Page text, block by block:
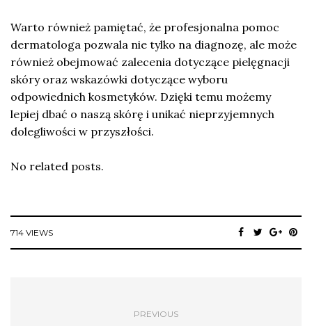
Warto również pamiętać, że profesjonalna pomoc
dermatologa pozwala nie tylko na diagnozę, ale może
również obejmować zalecenia dotyczące pielęgnacji
skóry oraz wskazówki dotyczące wyboru
odpowiednich kosmetyków. Dzięki temu możemy
lepiej dbać o naszą skórę i unikać nieprzyjemnych
dolegliwości w przyszłości.
No related posts.
714 VIEWS
PREVIOUS